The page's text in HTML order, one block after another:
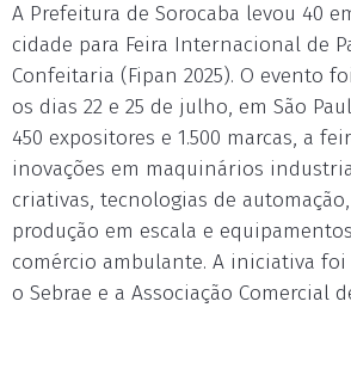
A Prefeitura de Sorocaba levou 40
cidade para Feira Internacional de
Confeitaria (Fipan 2025). O evento
os dias 22 e 25 de julho, em São
450 expositores e 1.500 marcas, a
inovações em maquinários
criativas, tecnologias de
produção em escala e
comércio ambulante. A iniciativa foi
o Sebrae e a Associação Comercial